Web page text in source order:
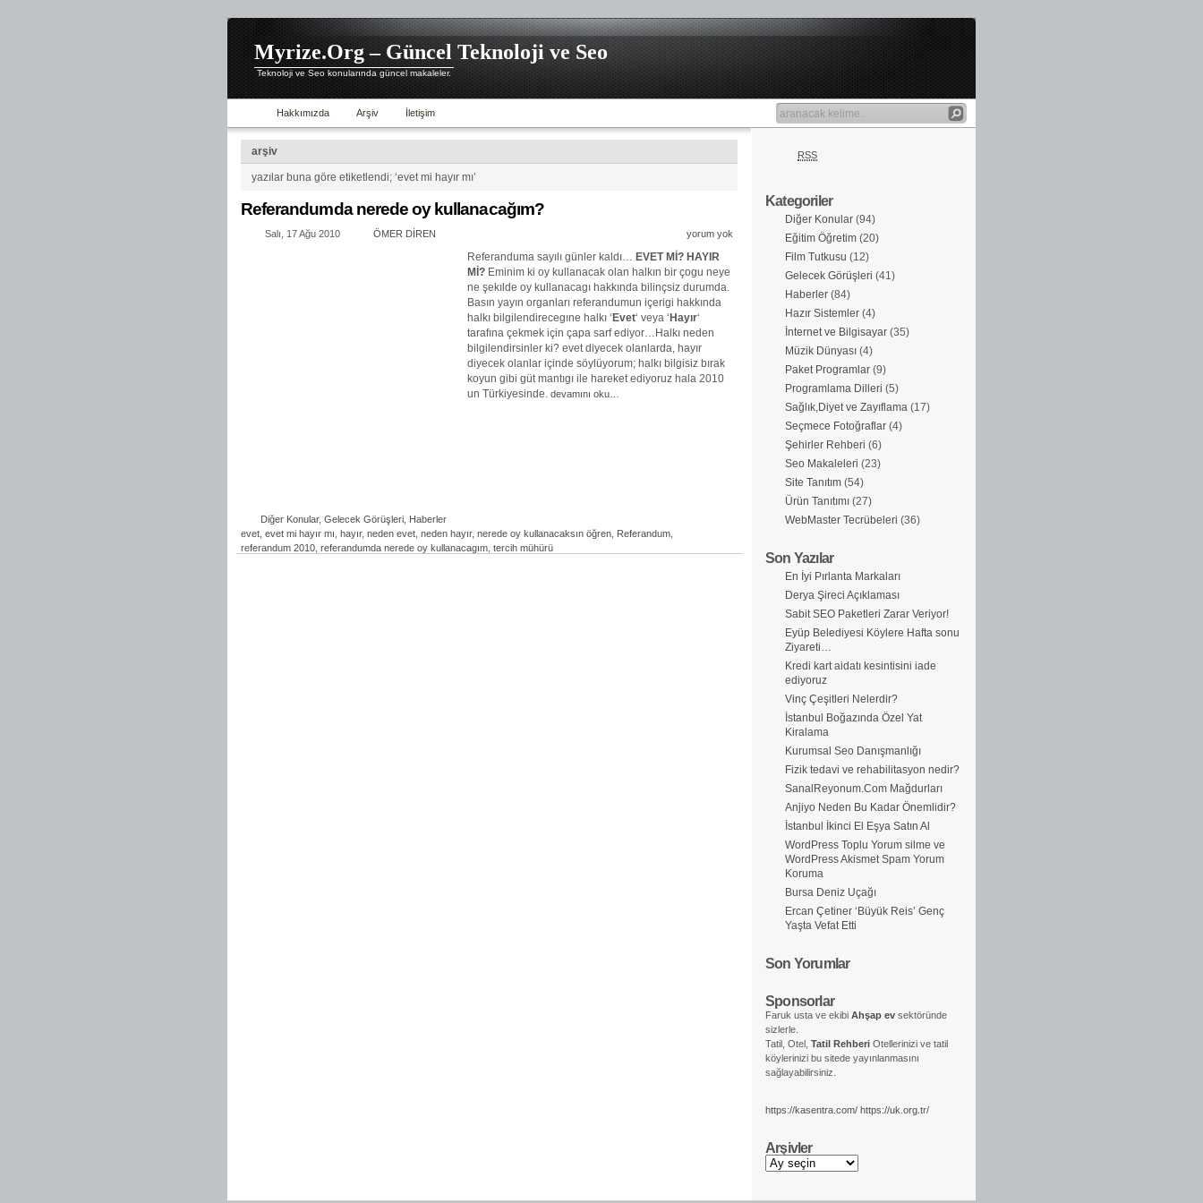
Myrize.Org – Güncel Teknoloji ve Seo
Teknoloji ve Seo konularında güncel makaleler.
Hakkımızda Arşiv İletişim
arşiv
yazılar buna göre etiketlendi; ‘evet mi hayır mı’
Referandumda nerede oy kullanacağım?
Salı, 17 Ağu 2010 ÖMER DİREN yorum yok
Referanduma sayılı günler kaldı… EVET Mİ? HAYIR
Mİ? Eminim ki oy kullanacak olan halkın bir çogu neye
ne şekılde oy kullanacagı hakkında bilinçsiz durumda.
Basın yayın organları referandumun içerigi hakkında
halkı bilgilendirecegıne halkı ‘ Evet‘ veya ‘ Hayır‘
tarafına çekmek için çapa sarf ediyor…Halkı neden
bilgilendirsinler ki? evet diyecek olanlarda, hayır
diyecek olanlar içinde söylüyorum; halkı bilgisiz bırak
koyun gibi güt mantıgı ile hareket ediyoruz hala 2010
un Türkiyesinde. devamını oku…
Diğer Konular, Gelecek Görüşleri Haberler
evet evet mi hayır mı hayır, neden evet neden hayır, nerede oy kullanacaksın öğren Referandum
referandum 2010 referandumda nerede oy kullanacagım tercih mühürü
RSS
Kategoriler
Diğer Konular (94)
Eğitim Öğretim (20)
Film Tutkusu (12)
Gelecek Görüşleri (41)
Haberler (84)
Hazır Sistemler (4)
İnternet ve Bilgisayar (35)
Müzik Dünyası (4)
Paket Programlar (9)
Programlama Dilleri (5)
Sağlık,Diyet ve Zayıflama (17)
Seçmece Fotoğraflar (4)
Şehirler Rehberi (6)
Seo Makaleleri (23)
Site Tanıtım (54)
Ürün Tanıtımı (27)
WebMaster Tecrübeleri (36)
Son Yazılar
En İyi Pırlanta Markaları
Derya Şireci Açıklaması
Sabit SEO Paketleri Zarar Veriyor!
Eyüp Belediyesi Köylere Hafta sonu
Ziyareti…
Kredi kart aidatı kesintisini iade
ediyoruz
Vinç Çeşitleri Nelerdir?
İstanbul Boğazında Özel Yat
Kiralama
Kurumsal Seo Danışmanlığı
Fizik tedavi ve rehabilitasyon nedir?
SanalReyonum.Com Mağdurları
Anjiyo Neden Bu Kadar Önemlidir?
İstanbul İkinci El Eşya Satın Al
WordPress Toplu Yorum silme ve
WordPress Akismet Spam Yorum
Koruma
Bursa Deniz Uçağı
Ercan Çetiner ‘Büyük Reis’ Genç
Yaşta Vefat Etti
Son Yorumlar
Sponsorlar
Faruk usta ve ekibi Ahşap ev sektöründe
sizlerle.
Tatil, Otel, Tatil Rehberi Otellerinizi ve tatil
köylerinizi bu sitede yayınlanmasını
sağlayabilirsiniz.
https://kasentra.com/ https://uk.org.tr/
Arşivler
Arşivler